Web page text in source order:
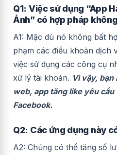
Q1: Việc sử dụng “App
Ảnh” có hợp pháp
A1: Mặc dù nó không bất
phạm các điều khoản dịch
việc sử dụng các công cụ
xử lý tài khoản. Vì vậy,
web, app tăng like yêu
Facebook.
Q2: Các ứng dụng này
A2: Chúng có thể tăng số